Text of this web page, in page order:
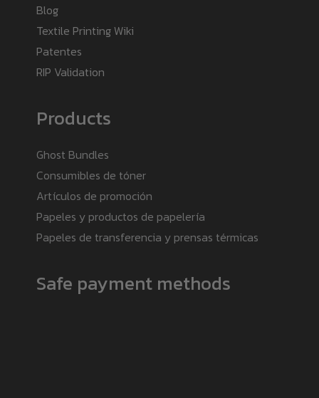
Blog
Textile Printing Wiki
Patentes
RIP Validation
Products
Ghost Bundles
Consumibles de tóner
Artículos de promoción
Papeles y productos de papelería
Papeles de transferencia y prensas térmicas
Safe payment methods